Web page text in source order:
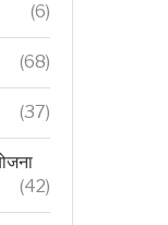
(6)
(68)
(37)
(42)